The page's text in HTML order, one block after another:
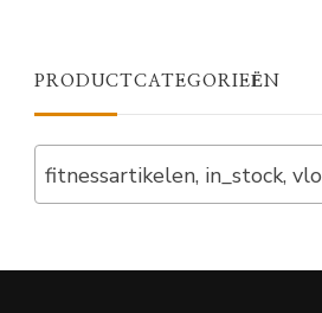
PRODUCTCATEGORIEËN
fitnessartikelen, in_stock,